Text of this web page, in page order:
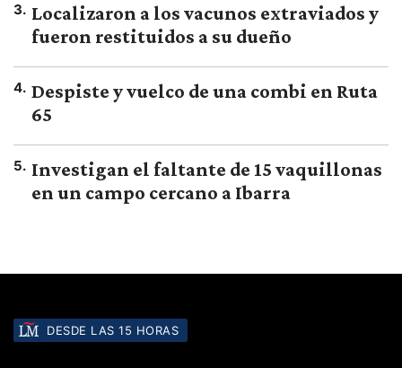
3. Localizaron a los vacunos extraviados y
fueron restituidos a su dueño
4. Despiste y vuelco de una combi en Ruta
65
5. Investigan el faltante de 15 vaquillonas
en un campo cercano a Ibarra
DESDE LAS 15 HORAS